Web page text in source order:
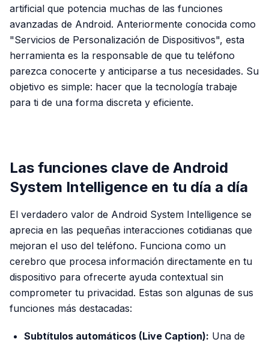
artificial que potencia muchas de las funciones
avanzadas de Android. Anteriormente conocida como
"Servicios de Personalización de Dispositivos", esta
herramienta es la responsable de que tu teléfono
parezca conocerte y anticiparse a tus necesidades. Su
objetivo es simple: hacer que la tecnología trabaje
para ti de una forma discreta y eficiente.
Las funciones clave de Android
System Intelligence en tu día a día
El verdadero valor de Android System Intelligence se
aprecia en las pequeñas interacciones cotidianas que
mejoran el uso del teléfono. Funciona como un
cerebro que procesa información directamente en tu
dispositivo para ofrecerte ayuda contextual sin
comprometer tu privacidad. Estas son algunas de sus
funciones más destacadas:
Subtítulos automáticos (Live Caption): Una de